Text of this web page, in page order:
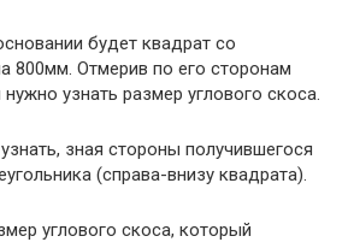
будет квадрат со
800мм. Отмерив по его сторонам
узнать размер углового скоса.
зная стороны получившегося
(справа-внизу квадрата).
углового скоса, который